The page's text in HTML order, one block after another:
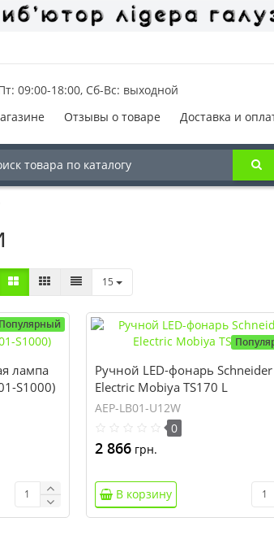
09:00-18:00, Сб-Вс: выходной
Отзывы о товаре Доставка и
15
Популярный
лампа
S1000)
Ручной LED-фонарь Schneider
Electric Mobiya TS170 L
AEP-LB01-U12W
0
2 866грн.
В корзину